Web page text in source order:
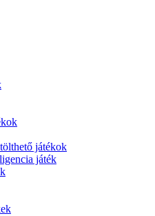
játékok
játék